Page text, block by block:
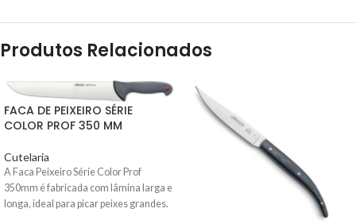
Produtos Relacionados
FACA DE PEIXEIRO SÉRIE
COLOR PROF 350 MM
Cutelaria
A Faca Peixeiro Série Color Prof
350mm é fabricada com lâmina larga e
longa, ideal para picar peixes grandes.